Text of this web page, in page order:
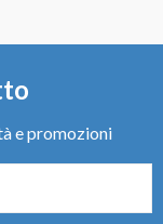
e promozioni